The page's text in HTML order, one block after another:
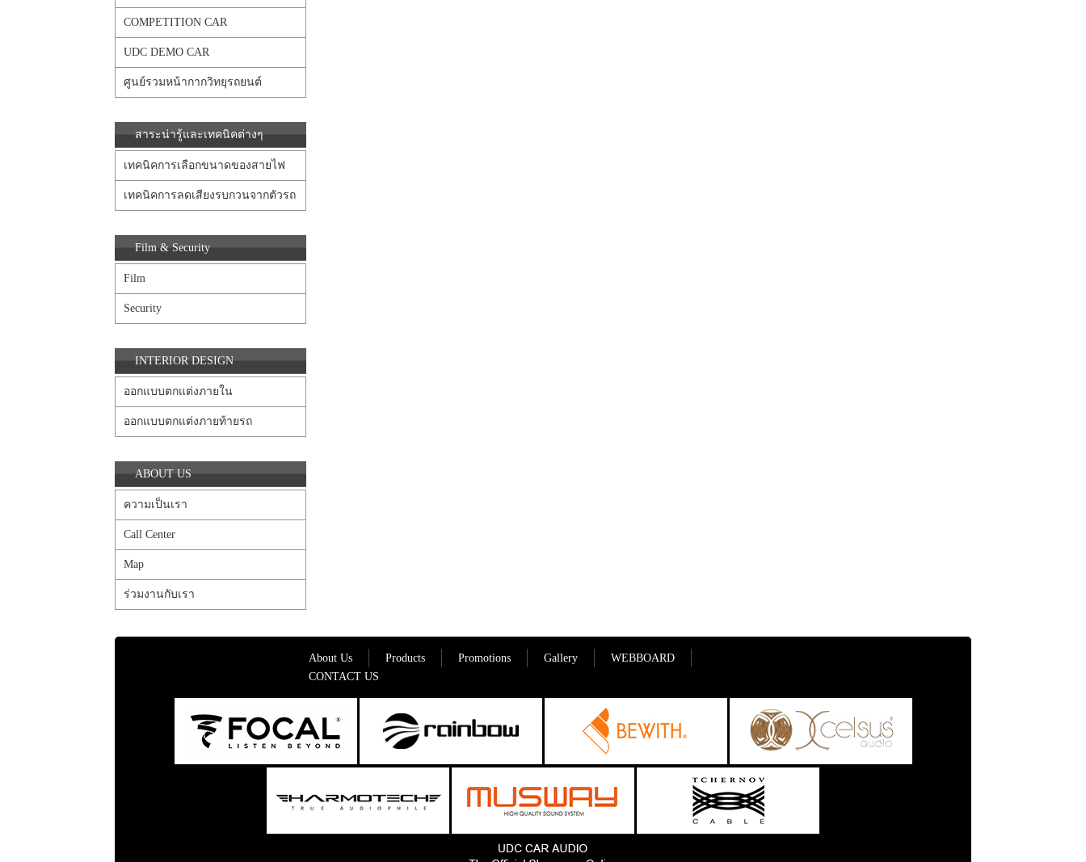
COMPETITION CAR
UDC DEMO CAR
ศูนย์รวมหน้ากากวิทยุรถยนต์
สาระน่ารู้และเทคนิคต่างๆ
เทคนิคการเลือกขนาดของสายไฟ
เทคนิคการลดเสียงรบกวนจากตัวรถ
Film & Security
Film
Security
INTERIOR DESIGN
ออกแบบตกแต่งภายใน
ออกแบบตกแต่งภายท้ายรถ
ABOUT US
ความเป็นเรา
Call Center
Map
ร่วมงานกับเรา
About Us Products Promotions Gallery
WEBBOARD
CONTACT US